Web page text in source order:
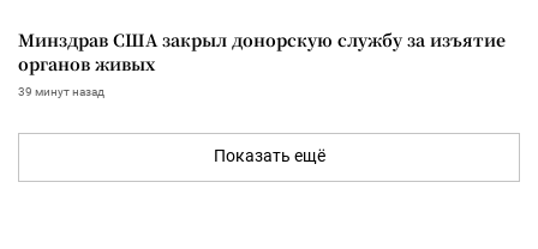
Минздрав США закрыл донорскую службу за изъятие
органов живых
39 минут назад
Показать ещё